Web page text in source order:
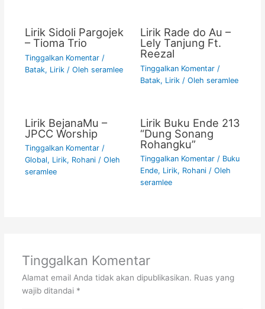
Lirik Sidoli Pargojek
– Tioma Trio
Tinggalkan Komentar /
Batak, Lirik/ Oleh seramlee
Lirik Rade do Au –
Lely Tanjung Ft.
Reezal
Tinggalkan Komentar /
Batak, Lirik/ Oleh seramlee
Lirik BejanaMu –
JPCC Worship
Tinggalkan Komentar /
Global, Lirik, Rohani/ Oleh
seramlee
Lirik Buku Ende 213
“Dung Sonang
Rohangku”
Tinggalkan Komentar / Buku
Ende, Lirik, Rohani/ Oleh
seramlee
Tinggalkan Komentar
Alamat email Anda tidak akan dipublikasikan. Ruas yang
wajib ditandai *